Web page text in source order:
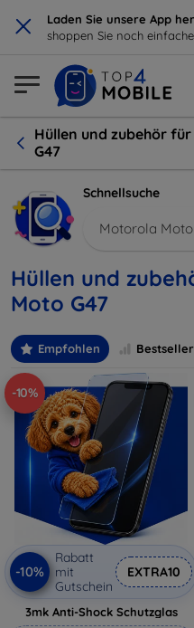
× Laden Sie unsere App
shoppen Sie noch
Hüllen und zubehör
G47
Schnellsuche
Motorola Moto
Hüllen und
Moto G47
Empfohlen Bestseller
-10%
-10%
Rabatt
mit
Gutschein
EXTRA10
3mk Anti-Shock Schutzglas